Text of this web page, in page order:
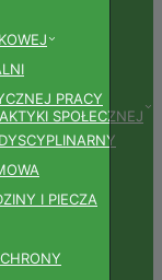
PRACY
SPOŁECZNEJ
I PIECZA